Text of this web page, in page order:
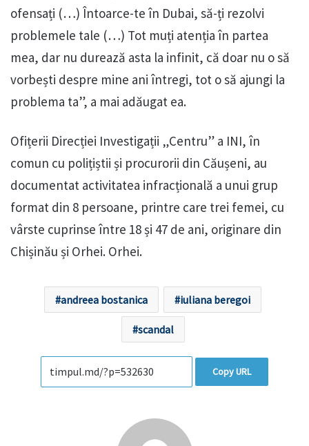
ofensați (…) Întoarce-te în Dubai, să-ți rezolvi
problemele tale (…) Tot muți atenția în partea
mea, dar nu durează asta la infinit, că doar nu o să
vorbești despre mine ani întregi, tot o să ajungi la
problema ta”, a mai adăugat ea.
Ofițerii Direcției Investigații „Centru” a INI, în
comun cu polițiștii și procurorii din Căușeni, au
documentat activitatea infracțională a unui grup
format din 8 persoane, printre care trei femei, cu
vârste cuprinse între 18 și 47 de ani, originare din
Chișinău și Orhei. Orhei.
andreea bostanica iuliana beregoi
scandal
Copy URL